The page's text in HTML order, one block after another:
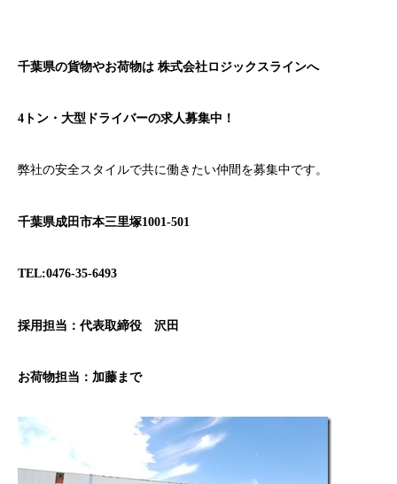
千葉県の貨物やお荷物は 株式会社ロジックスラインへ
4トン・大型ドライバーの求人募集中！
弊社の安全スタイルで共に働きたい仲間を募集中です。
千葉県成田市本三里塚1001-501
TEL:0476-35-6493
採用担当：代表取締役 沢田
お荷物担当：加藤まで